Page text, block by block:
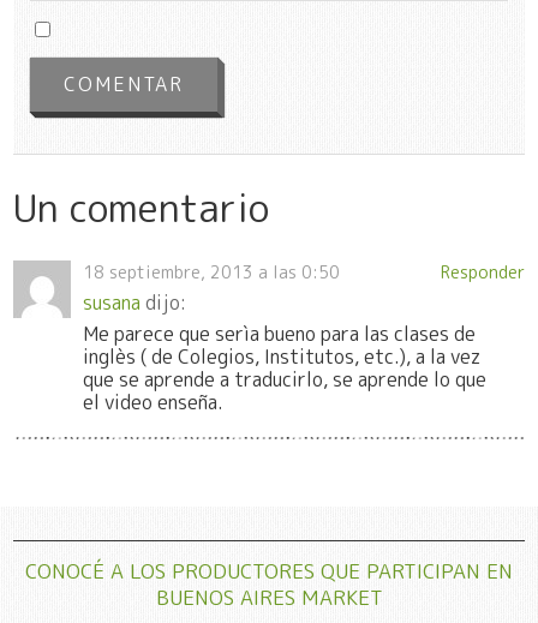
Un comentario
18 septiembre, 2013 a las 0:50
susana dijo:
Me parece que serìa bueno para las clases de
inglès ( de Colegios, Institutos, etc.), a la vez
que se aprende a traducirlo, se aprende lo que
el video enseña.
Responder
CONOCÉ A LOS PRODUCTORES QUE PARTICIPAN EN
BUENOS AIRES MARKET